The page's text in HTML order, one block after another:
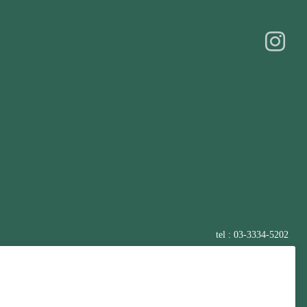
tel : 03-3334-5202